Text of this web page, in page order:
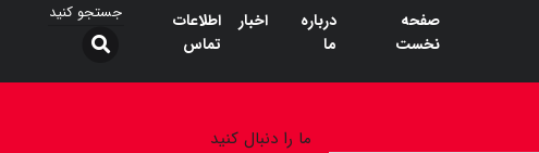
صفحه
نخست
درباره
ما
اخبار
اطلاعات
تماس
ما را دنبال کنید